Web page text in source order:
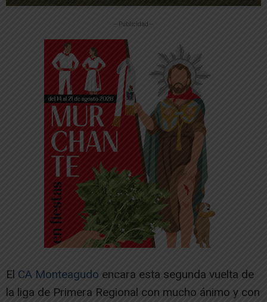
-- Publicidad --
El CA Monteagudo encara esta segunda vuelta de
la liga de Primera Regional con mucho ánimo y con